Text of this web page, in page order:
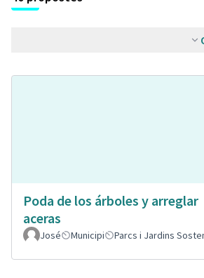
Poda de los árboles y arreglar
aceras
José Municipi Parcs i Jardins